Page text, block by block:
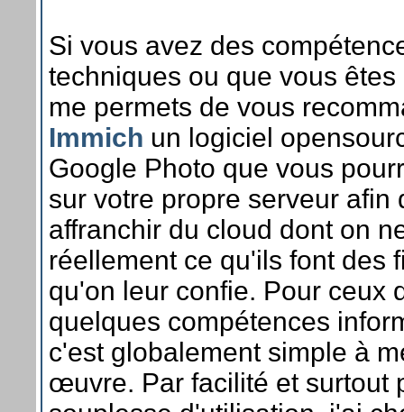
Si vous avez des
techniques ou que vous
me permets de vous
Immich un logiciel
Google Photo que vous
sur votre propre serveur afin
affranchir du cloud dont on
réellement ce qu'ils font des
qu'on leur confie. Pour ceux
quelques compétences
c'est globalement simple à
œuvre. Par facilité et surtout